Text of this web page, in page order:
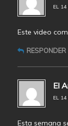
EL
Este video
RESPONDER
El
EL
Esta semana